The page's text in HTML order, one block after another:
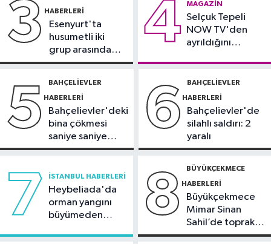
listesi İzmitlileri kızdırdı
içinden yürüyerek geçiyorlar
3 HABERLERI
Esenyurt'ta
husumetli iki
grup arasında
silahlı kavga
4 MAGAZIN
Selçuk Tepeli
NOW TV'den
ayrıldığını
5 BAHÇELIEVLER
HABERLERI
Bahçelievler'deki
bina çökmesi
saniye saniye
görüntülendi
6 BAHÇELIEVLER
HABERLERI
Bahçelievler'de
silahlı saldırı: 2
yaralı
7 İSTANBUL HABERLERI
Heybeliada'da
orman yangını
büyümeden
8 BÜYÜKÇEKMECE
HABERLERI
Büyükçekmece
Mimar Sinan
Sahil’de toprak
kayması